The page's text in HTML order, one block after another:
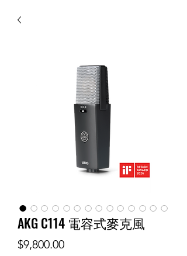
AKG C114 電容式麥克風
$9,800.00價